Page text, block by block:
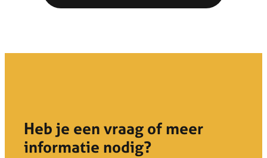
Heb je een vraag of meer
informatie nodig?